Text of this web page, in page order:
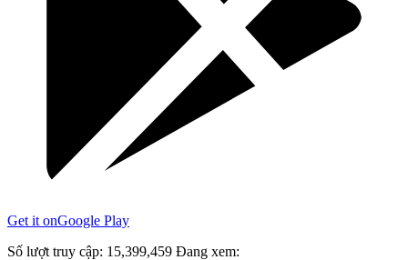
Get it onGoogle Play
Số lượt truy cập: 15,399,459 Đang xem: